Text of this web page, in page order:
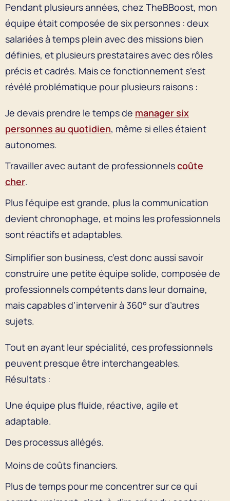
Pendant plusieurs années, chez TheBBoost, mon
équipe était composée de six personnes : deux
salariées à temps plein avec des missions bien
définies, et plusieurs prestataires avec des rôles
précis et cadrés. Mais ce fonctionnement s’est
révélé problématique pour plusieurs raisons :
Je devais prendre le temps de manager six
personnes au quotidien, même si elles étaient
autonomes.
Travailler avec autant de professionnelscoûte
cher.
Plus l’équipe est grande, plus la communication
devient chronophage, et moins les professionnels
sont réactifs et adaptables.
Simplifier son business, c’est donc aussi savoir
construire une petite équipe solide, composée de
professionnels compétents dans leur domaine,
mais capables d’intervenir à 360° sur d’autres
sujets.
Tout en ayant leur spécialité, ces professionnels
peuvent presque être interchangeables.
Résultats :
Une équipe plus fluide, réactive, agile et
adaptable.
Des processus allégés.
Moins de coûts financiers.
Plus de temps pour me concentrer sur ce qui